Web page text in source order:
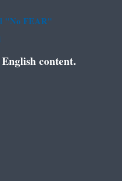
"No FEAR"
content.